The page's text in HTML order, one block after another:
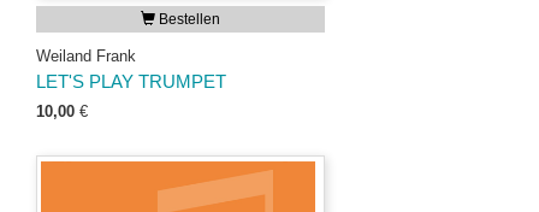
Bestellen
Weiland Frank
LET'S PLAY TRUMPET
10,00 €